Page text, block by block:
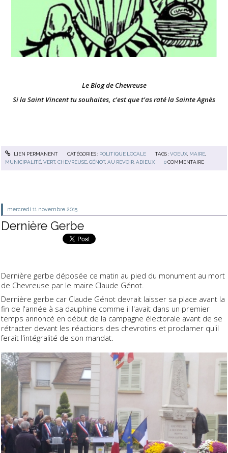
Le Blog de Chevreuse
Si la Saint Vincent tu souhaites, c'est que t'as raté la Sainte Agnès
LIEN PERMANENT CATÉGORIES : POLITIQUE LOCALE TAGS :VOEUX MAIRE
MUNICIPALITÉ ,VERT,CHEVREUSE ,GÉNOT,AU REVOIR ,ADIEUX 0 COMMENTAIRE
mercredi 11 novembre 2015
Dernière Gerbe
Dernière gerbe déposée ce matin au pied du monument au mort
de Chevreuse par le maire Claude Génot.
Dernière gerbe car Claude Génot devrait laisser sa place avant la
fin de l'année à sa dauphine comme il l'avait dans un premier
temps annoncé en début de la campagne électorale avant de se
rétracter devant les réactions des chevrotins et proclamer qu'il
ferait l'intégralité de son mandat.